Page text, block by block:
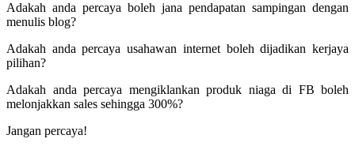
Adakah anda percaya boleh jana pendapatan sampingan dengan
menulis blog?
Adakah anda percaya usahawan internet boleh dijadikan kerjaya
pilihan?
Adakah anda percaya mengiklankan produk niaga di FB boleh
melonjakkan sales sehingga 300%?
Jangan percaya!